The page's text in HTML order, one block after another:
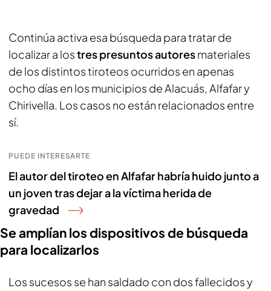
Continúa activa esa búsqueda para tratar de
localizar a lostres presuntos autoresmateriales
de los distintos tiroteos ocurridos en apenas
ocho días en los municipios de Alacuás, Alfafar y
Chirivella. Los casos no están relacionados entre
sí.
PUEDE INTERESARTE
El autor del tiroteo en Alfafar habría huido junto a
un joven tras dejar a la víctima herida de
gravedad
Se amplían los dispositivos de búsqueda
para localizarlos
Los sucesos se han saldado con dos fallecidos y